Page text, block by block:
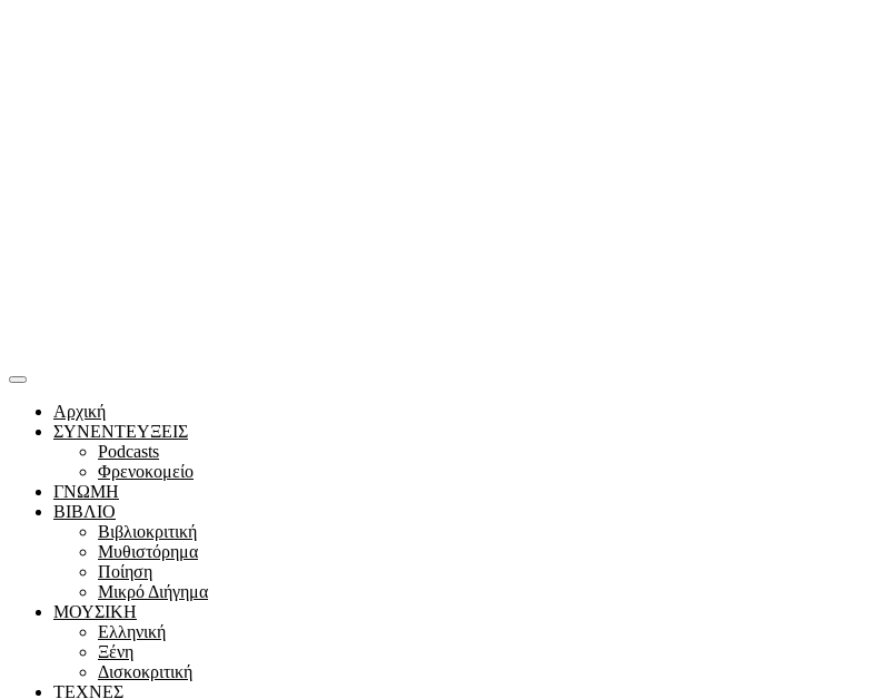
Αρχική
ΣΥΝΕΝΤΕΥΞΕΙΣ
Podcasts
Φρενοκομείο
ΓΝΩΜΗ
ΒΙΒΛΙΟ
Βιβλιοκριτική
Μυθιστόρημα
Ποίηση
Μικρό Διήγημα
ΜΟΥΣΙΚΗ
Ελληνική
Ξένη
Δισκοκριτική
ΤΕΧΝΕΣ